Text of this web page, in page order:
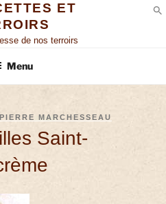
ET
de nos terroirs
Menu
PIERRE MARCHESSEAU
Saint-